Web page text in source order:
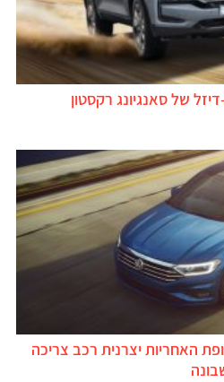
של סאנגיונג רקסטון
האחריות יצרנית רכב צריכה